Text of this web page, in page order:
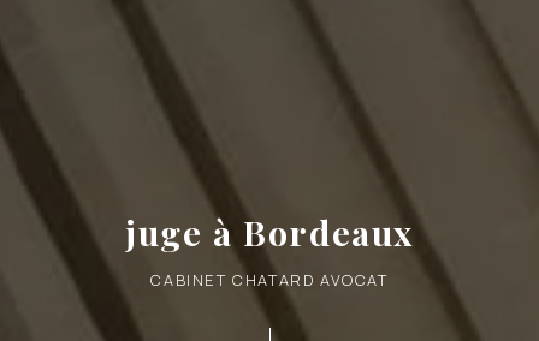
juge à Bordeaux
CABINET CHATARD AVOCAT